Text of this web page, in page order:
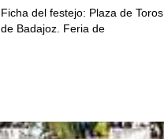
Ficha del festejo: Plaza de Toros
de Badajoz. Feria de